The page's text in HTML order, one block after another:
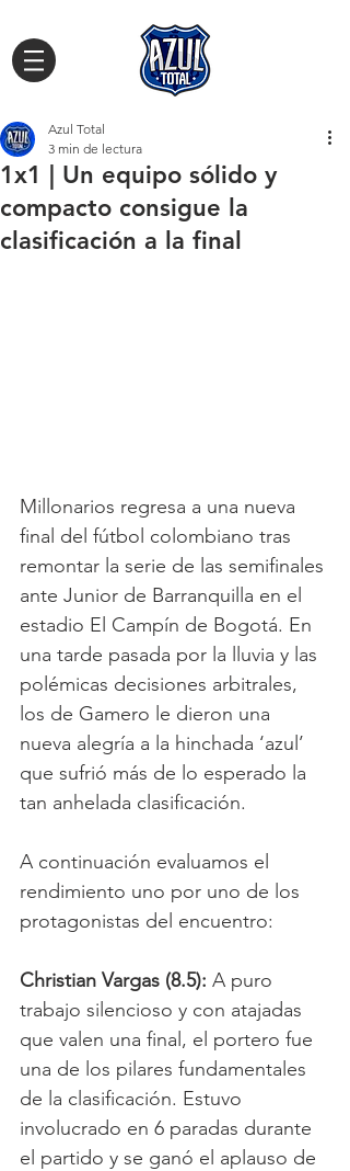
1x1 | Un equipo sólido y
compacto consigue la
clasificación a la final
Azul Total
3 min de lectura
Millonarios regresa a una nueva
final del fútbol colombiano tras
remontar la serie de las semifinales
ante Junior de Barranquilla en el
estadio El Campín de Bogotá. En
una tarde pasada por la lluvia y las
polémicas decisiones arbitrales,
los de Gamero le dieron una
nueva alegría a la hinchada ‘azul’
que sufrió más de lo esperado la
tan anhelada clasificación.
A continuación evaluamos el
rendimiento uno por uno de los
protagonistas del encuentro:
Christian Vargas (8.5): A puro
trabajo silencioso y con atajadas
que valen una final, el portero fue
una de los pilares fundamentales
de la clasificación. Estuvo
involucrado en 6 paradas durante
el partido y se ganó el aplauso de